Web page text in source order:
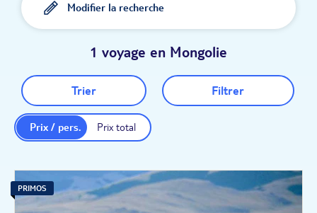
Modifier la recherche
1 voyage en Mongolie
Trier Filtrer
Prix total
Prix / pers.
PRIMOS